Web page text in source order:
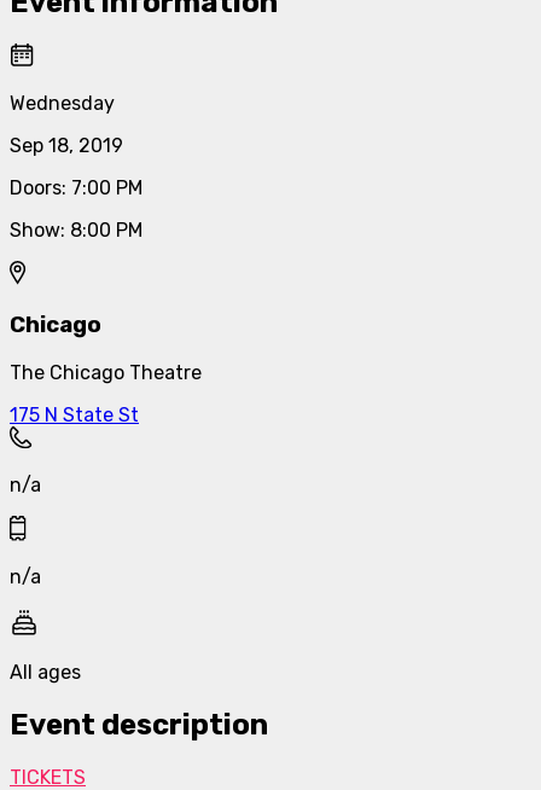
Wednesday
Sep 18, 2019
Doors: 7:00 PM
Show: 8:00 PM
Chicago
The Chicago Theatre
175 N State St
n/a
n/a
All ages
Event description
TICKETS